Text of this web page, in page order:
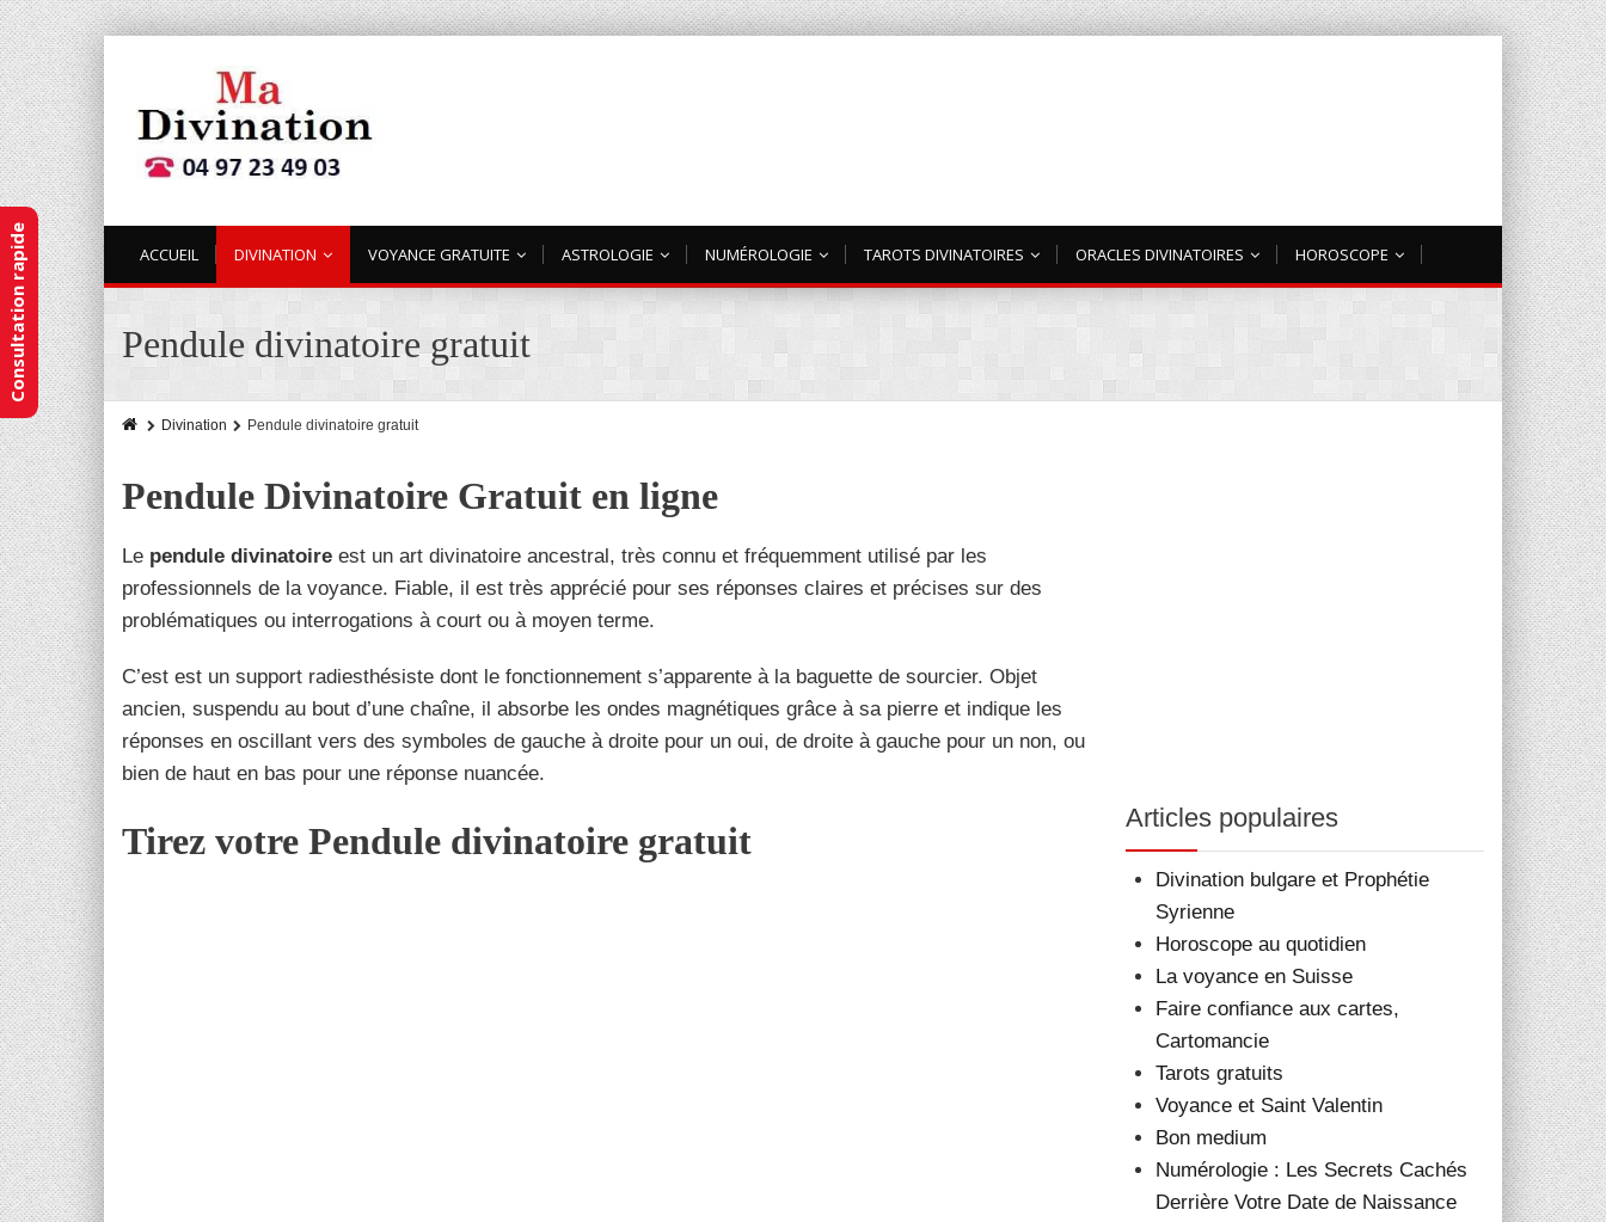
ACCUEIL DIVINATION VOYANCE GRATUITE ASTROLOGIE NUMÉROLOGIE TAROTS DIVINATOIRES ORACLES DIVINATOIRES HOROSCOPE
Pendule divinatoire gratuit
Divination Pendule divinatoire gratuit
Pendule Divinatoire Gratuit en ligne
Le pendule divinatoire est un art divinatoire ancestral, très connu et fréquemment utilisé par les
professionnels de la voyance. Fiable, il est très apprécié pour ses réponses claires et précises sur des
problématiques ou interrogations à court ou à moyen terme.
C’est est un support radiesthésiste dont le fonctionnement s’apparente à la baguette de sourcier. Objet
ancien, suspendu au bout d’une chaîne, il absorbe les ondes magnétiques grâce à sa pierre et indique les
réponses en oscillant vers des symboles de gauche à droite pour un oui, de droite à gauche pour un non, ou
bien de haut en bas pour une réponse nuancée.
Tirez votre Pendule divinatoire gratuit
Articles populaires
Divination bulgare et Prophétie
Syrienne
Horoscope au quotidien
La voyance en Suisse
Faire confiance aux cartes,
Cartomancie
Tarots gratuits
Voyance et Saint Valentin
Bon medium
Numérologie : Les Secrets Cachés
Derrière Votre Date de Naissance
Consultation rapide